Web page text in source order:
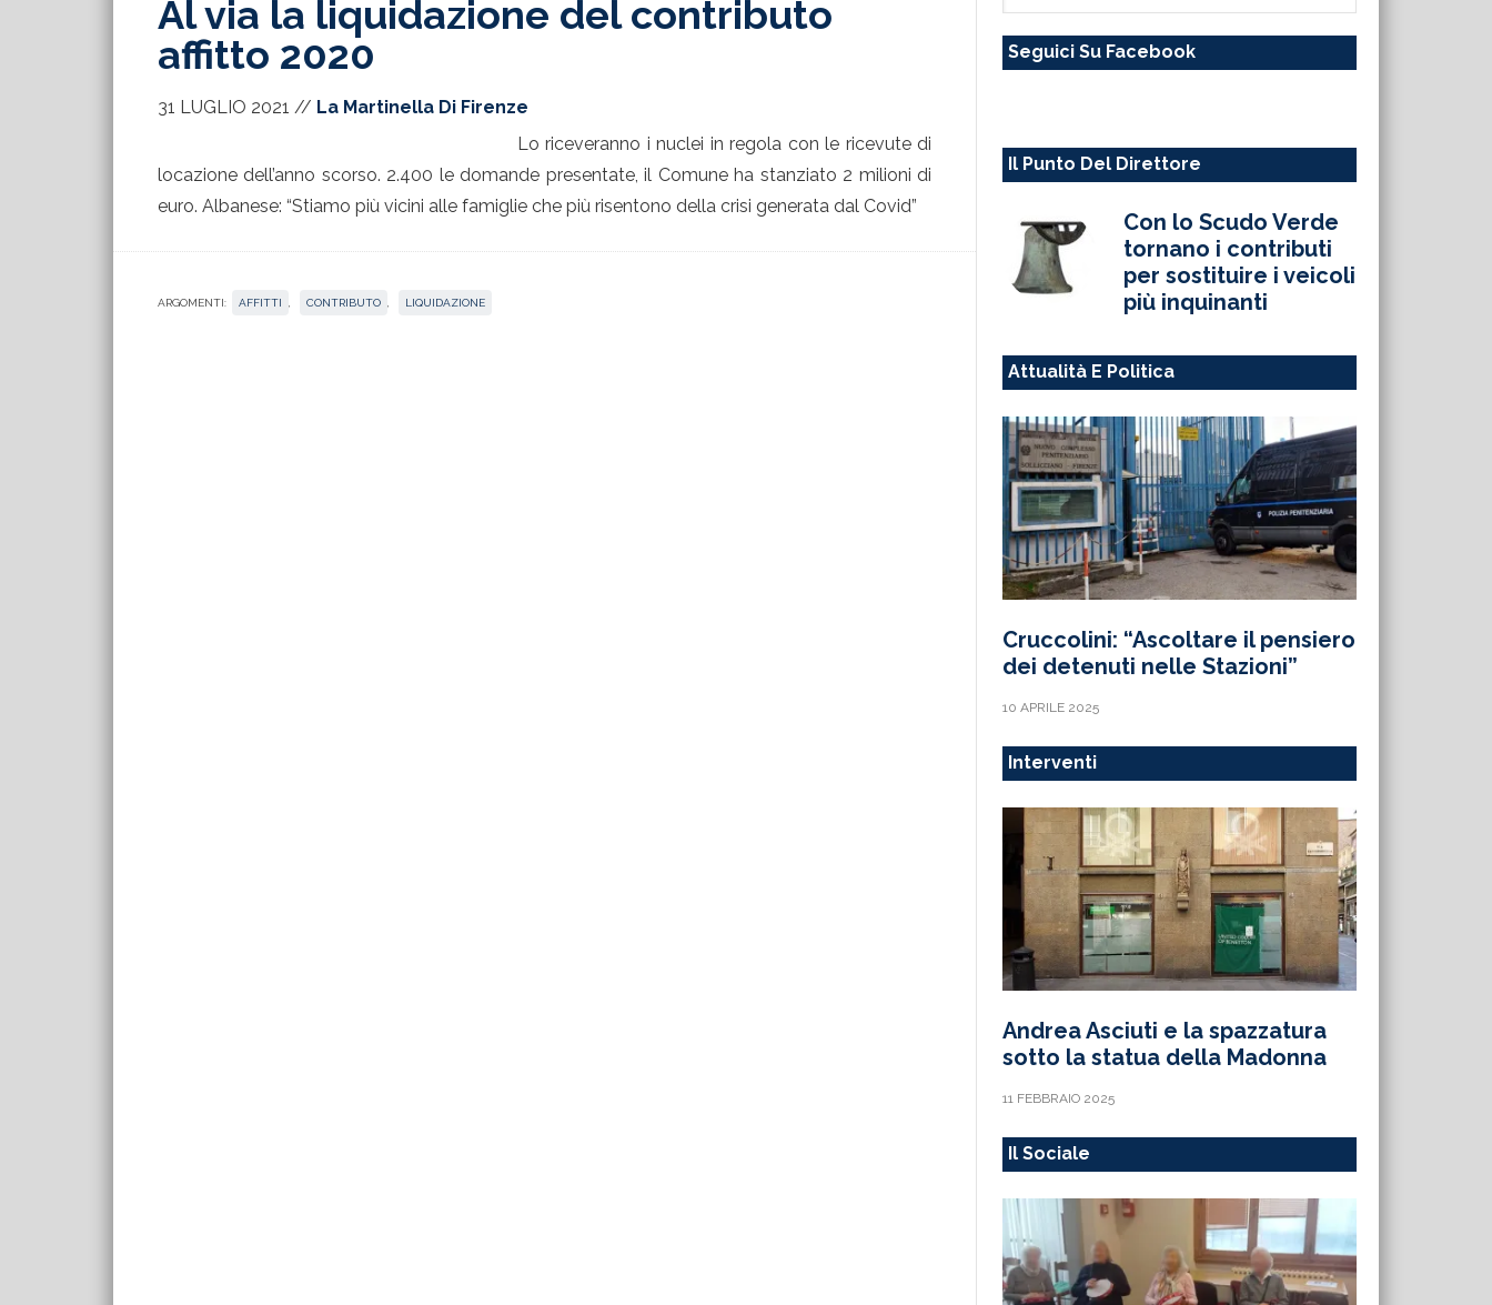
Al via la liquidazione del contributo
affitto 2020
31 LUGLIO 2021 // La Martinella Di Firenze
Lo riceveranno i nuclei in regola con le ricevute di
locazione dell’anno scorso. 2.400 le domande presentate, il Comune ha stanziato 2 milioni di
euro. Albanese: “Stiamo più vicini alle famiglie che più risentono della crisi generata dal Covid”
ARGOMENTI: AFFITTI CONTRIBUTO LIQUIDAZIONE
sito
Seguici Su Facebook
Il Punto Del Direttore
Con lo Scudo Verde
tornano i contributi
per sostituire i veicoli
più inquinanti
Attualità E Politica
Cruccolini: “Ascoltare il pensiero
dei detenuti nelle Stazioni”
10 APRILE 2025
Interventi
Andrea Asciuti e la spazzatura
sotto la statua della Madonna
11 FEBBRAIO 2025
Il Sociale